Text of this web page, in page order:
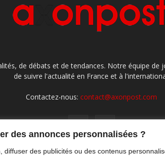
des annonces personnalisées ?
des publicités ou des contenus
de débats et de tendances. Notre équipe
de suivre l'actualité en France et à
Contactez-nous:contact@axonpost.com